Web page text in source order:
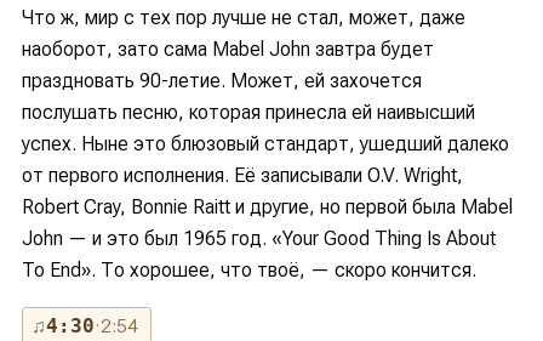
Что ж, мир с тех пор лучше не стал, может, даже
наоборот, зато сама Mabel John завтра будет
праздновать 90-летие. Может, ей захочется
послушать песню, которая принесла ей наивысший
успех. Ныне это блюзовый стандарт, ушедший далеко
от первого исполнения. Её записывали O.V. Wright,
Robert Cray, Bonnie Raitt и другие, но первой была Mabel
John — и это был 1965 год. «Your Good Thing Is About
To End». То хорошее, что твоё, — скоро кончится.
♫4:30· 2:54